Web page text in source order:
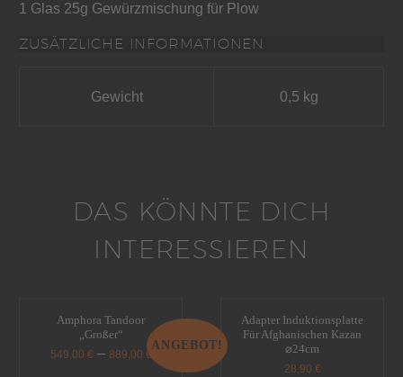
1 Glas 25g Gewürzmischung für Plow
ZUSÄTZLICHE INFORMATIONEN
Gewicht 0,5 kg
DAS KÖNNTE DICH
INTERESSIEREN
ANGEBOT!
Amphora Tandoor
„Großer“
549,00 € – 889,00 €
Adapter Induktionsplatte
Für Afghanischen Kazan
⌀24cm
28,90 €